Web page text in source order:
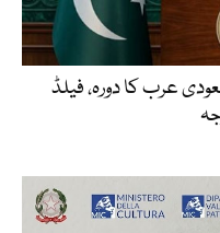
اگست تک سعودی عرب کا دورہ، فیلڈ